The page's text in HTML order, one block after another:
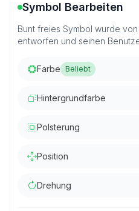
Symbol Bearbeiten
Bunt freies Symbol wurde
entworfen und seinen
Farbe Beliebt
Hintergrundfarbe
Polsterung
Position
Drehung